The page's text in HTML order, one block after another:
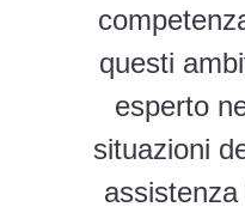
questi
esperto
situazioni